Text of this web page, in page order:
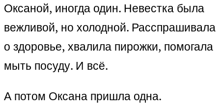
Оксаной, иногда один. Невестка была
вежливой, но холодной. Расспрашивала
о здоровье, хвалила пирожки, помогала
мыть посуду. И всё.
А потом Оксана пришла одна.